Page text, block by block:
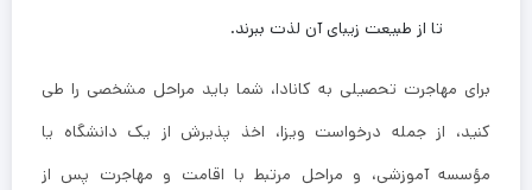
تا از طبیعت زیبای آن لذت ببرند.
برای مهاجرت تحصیلی به کانادا، شما باید مراحل مشخصی را طی
کنید، از جمله درخواست ویزا، اخذ پذیرش از یک دانشگاه یا
مؤسسه آموزشی، و مراحل مرتبط با اقامت و مهاجرت پس از